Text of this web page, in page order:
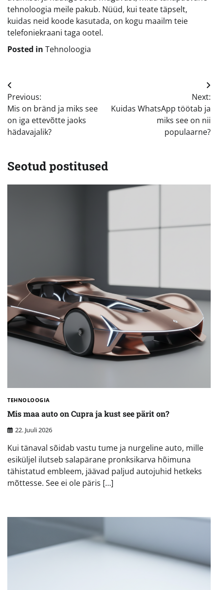
tehnoloogia meile pakub. Nüüd, kui teate täpselt,
kuidas neid koode kasutada, on kogu maailm teie
telefoniekraani taga ootel.
Posted in Tehnoloogia
Navigeerimine
Previous:
Mis on bränd ja miks see
on iga ettevõtte jaoks
hädavajalik?
Next:
Kuidas WhatsApp töötab ja
miks see on nii
populaarne?
Seotud postitused
TEHNOLOOGIA
Mis maa auto on Cupra ja kust see pärit on?
22. Juuli 2026
Kui tänaval sõidab vastu tume ja nurgeline auto, mille
esiküljel ilutseb salapärane pronksikarva hõimuna
tähistatud embleem, jäävad paljud autojuhid hetkeks
mõttesse. See ei ole päris […]